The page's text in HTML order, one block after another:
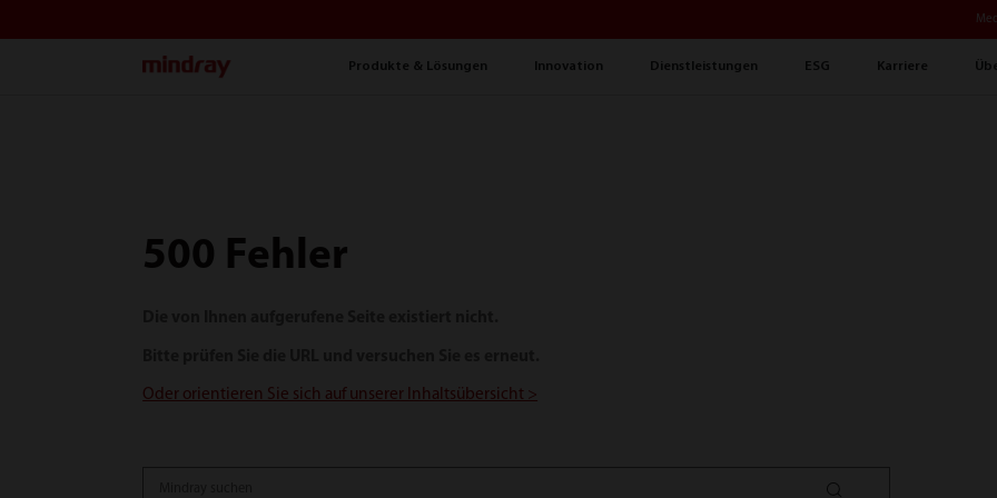
Produkte & Lösungen Innovation Dienstleistungen ESG Karriere
500 Fehler
Oder orientieren Sie sich auf unserer Inhaltsübersicht >